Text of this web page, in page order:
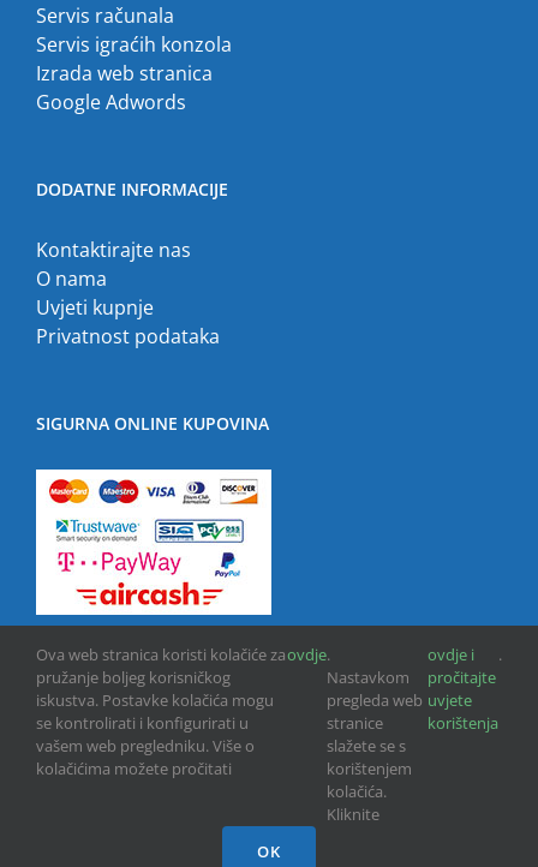
Servis računala
Servis igraćih konzola
Izrada web stranica
Google Adwords
DODATNE INFORMACIJE
Kontaktirajte nas
O nama
Uvjeti kupnje
Privatnost podataka
SIGURNA ONLINE KUPOVINA
2026 | GPU INFO d.o.o. | All Rights Reserved
Facebook
Ova web stranica koristi kolačiće za
pružanje boljeg korisničkog
iskustva. Postavke kolačića mogu
se kontrolirati i konfigurirati u
vašem web pregledniku. Više o
kolačićima možete pročitati
ovdje.
Nastavkom
pregleda web
stranice
slažete se s
korištenjem
kolačića.
Kliknite
ovdje i
pročitajte
uvjete
korištenja
.
OK